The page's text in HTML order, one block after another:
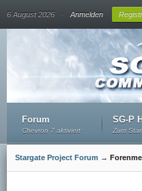
6 August 2026 . Anmelden
Forum
Chevron 7 aktiviert
SG-P
Zum
Stargate Project Forum →